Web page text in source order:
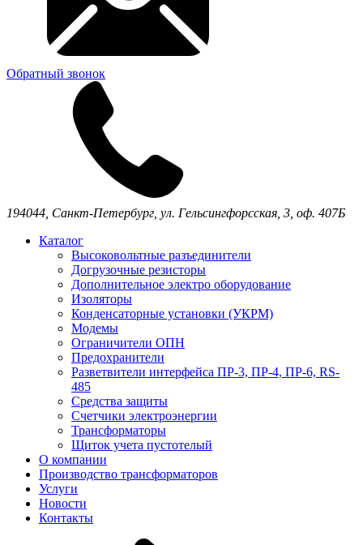
Обратный звонок
194044, Санкт-Петербург, ул. Гельсингфорсская, 3, оф. 407Б
Каталог
Высоковольтные разъединители
Догрузочные резисторы
Дополнительное электро оборудование
Изоляторы
Конденсаторные установки (УКРМ)
Модемы
Ограничители ОПН
Предохранители
Разветвители интерфейса ПР-3, ПР-4, ПР-6, RS-
485
Средства защиты
Счетчики электроэнергии
Трансформаторы
Щиток учета пустотелый
О компании
Производство трансформаторов
Услуги
Новости
Контакты